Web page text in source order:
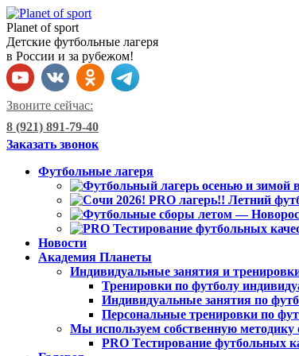
Planet of sport
Детские футбольные лагеря
в России и за рубежом!
Звоните сейчас:
8 (921) 891-79-40
Заказать звонок
Футбольные лагеря
Новости
Академия Планеты
Индивидуальные занятия и
Тренировки по футболу
Индивидуальные занятия по
Персональные тренировки по
Мы используем собственную методику
PRO Тестирование футбольных